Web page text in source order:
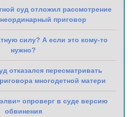
суд отложил рассмотрение
приговор
силу? А если это кому-то
нужно?
отказался пересматривать
многодетной матери
опроверг в суде версию
обвинения